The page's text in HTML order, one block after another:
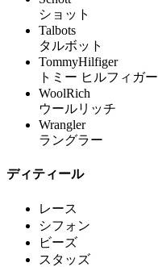
ショット
Talbots
タルボット
TommyHilfiger
トミー ヒルフィガー
WoolRich
ウールリッチ
Wrangler
ラングラー
ディティール
レース
シフォン
ビーズ
スタッズ